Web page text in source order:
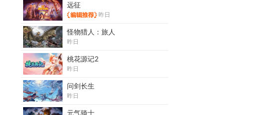
远征
昨日
怪物猎人：旅人
昨日
桃花源记2
昨日
问剑长生
昨日
元气骑士